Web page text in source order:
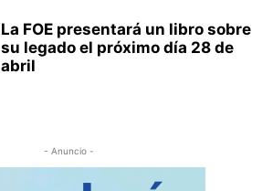
La FOE presentará un libro sobre
su legado el próximo día 28 de
abril
- Anuncio -